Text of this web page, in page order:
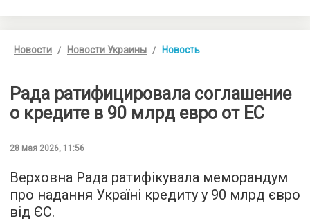
Новости Новости Украины Новость
Рада ратифицировала соглашение
о кредите в 90 млрд евро от ЕС
28 мая 2026, 11:56
Верховна Рада ратифікувала меморандум
про надання Україні кредиту у 90 млрд євро
від ЄС.